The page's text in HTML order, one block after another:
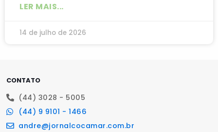
LER MAIS...
14 de julho de 2026
CONTATO
(44) 3028 - 5005
(44) 9 9101 - 1466
andre@jornalcocamar.com.br